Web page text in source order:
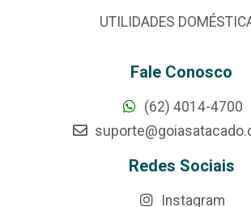
UTILIDADES
Fale Conosco
(62) 4014-4700
Redes Sociais
Instagram